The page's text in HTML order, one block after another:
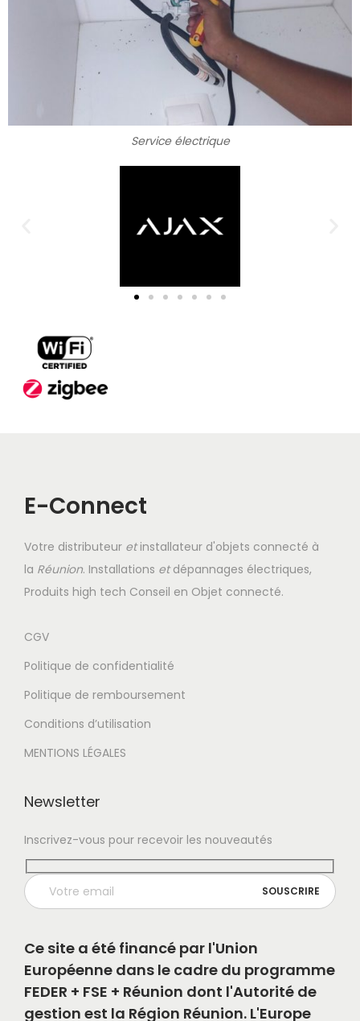
Service électrique
E-Connect
Votre distributeur etinstallateur d'objets connecté à
la Réunion. Installations etdépannages électriques,
Produits high tech Conseil en Objet connecté.
CGV
Politique de confidentialité
Politique de remboursement
Conditions d’utilisation
MENTIONS LÉGALES
Newsletter
Inscrivez-vous pour recevoir les nouveautés
Ce site a été financé par l'Union
Européenne dans le cadre du programme
FEDER + FSE + Réunion dont l'Autorité de
gestion est la Région Réunion. L'Europe